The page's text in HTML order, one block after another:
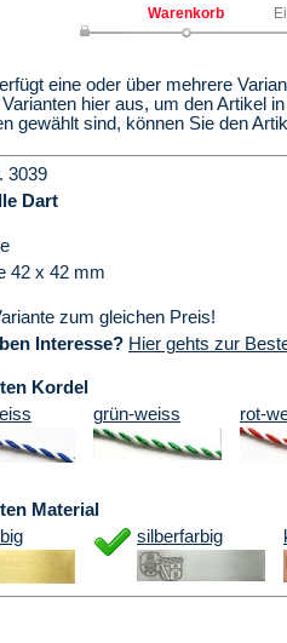
Warenkorb
eine oder über mehrere
hier aus, um den Artikel
gewählt sind, können Sie den
3039
Dart
42 x 42 mm
zum gleichen Preis!
Interesse? Hier gehts zur
Kordel
grün-weiss rot-
Material
silberfarbig